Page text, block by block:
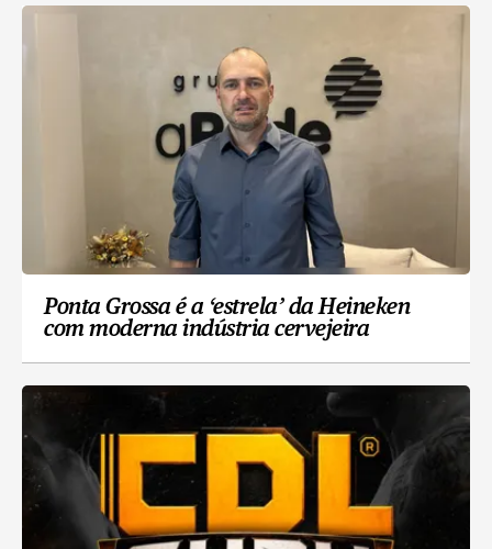
Ponta Grossa é a ‘estrela’ da Heineken
com moderna indústria cervejeira